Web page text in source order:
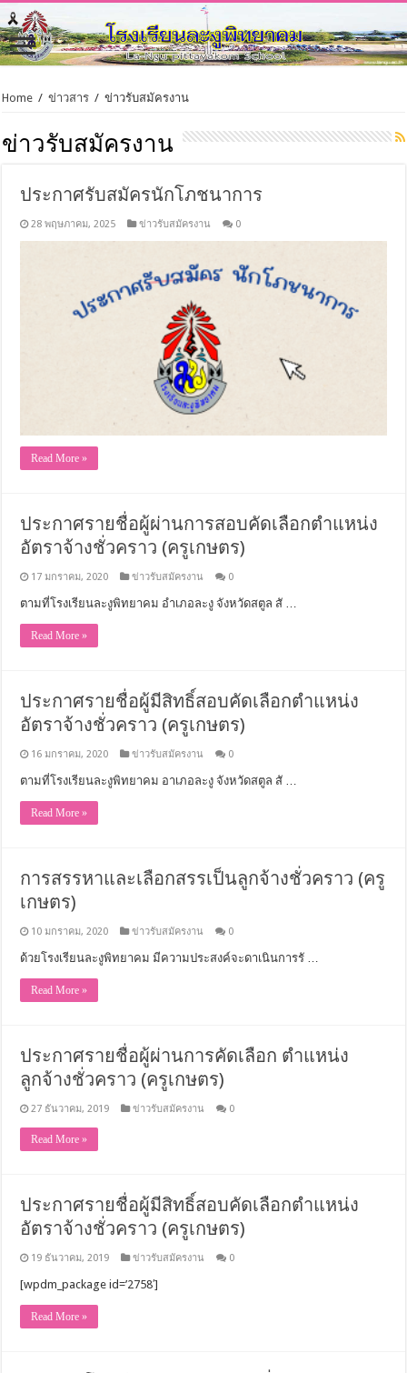
Home / ข่าวสาร / ข่าวรับสมัครงาน
ข่าวรับสมัครงาน
ประกาศรับสมัครนักโภชนาการ
28 พฤษภาคม, 2025 ข่าวรับสมัครงาน 0
Read More »
ประกาศรายชื่อผู้ผ่านการสอบคัดเลือกตำแหน่ง
อัตราจ้างชั่วคราว (ครูเกษตร)
17 มกราคม, 2020 ข่าวรับสมัครงาน 0
ตามที่โรงเรียนละงูพิทยาคม อำเภอละงู จังหวัดสตูล สั …
Read More »
ประกาศรายชื่อผู้มีสิทธิ์สอบคัดเลือกตำแหน่ง
อัตราจ้างชั่วคราว (ครูเกษตร)
16 มกราคม, 2020 ข่าวรับสมัครงาน 0
ตามที่โรงเรียนละงูพิทยาคม อาเภอละงู จังหวัดสตูล สั …
Read More »
การสรรหาและเลือกสรรเป็นลูกจ้างชั่วคราว (ครู
เกษตร)
10 มกราคม, 2020 ข่าวรับสมัครงาน 0
ด้วยโรงเรียนละงูพิทยาคม มีความประสงค์จะดาเนินการรั …
Read More »
ประกาศรายชื่อผู้ผ่านการคัดเลือก ตำแหน่ง
ลูกจ้างชั่วคราว (ครูเกษตร)
27 ธันวาคม, 2019 ข่าวรับสมัครงาน 0
Read More »
ประกาศรายชื่อผู้มีสิทธิ์สอบคัดเลือกตำแหน่ง
อัตราจ้างชั่วคราว (ครูเกษตร)
19 ธันวาคม, 2019 ข่าวรับสมัครงาน 0
[wpdm_package id=’2758′]
Read More »